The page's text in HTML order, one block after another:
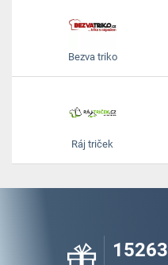
Bezva triko
Ráj triček
15263